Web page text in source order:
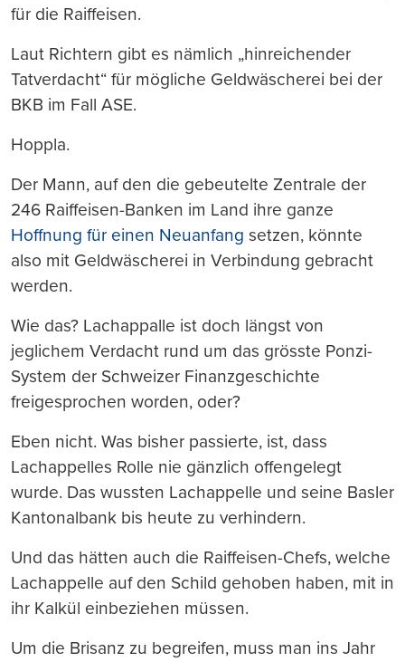
für die Raiffeisen.
Laut Richtern gibt es nämlich „hinreichender
Tatverdacht“ für mögliche Geldwäscherei bei der
BKB im Fall ASE.
Hoppla.
Der Mann, auf den die gebeutelte Zentrale der
246 Raiffeisen-Banken im Land ihre ganze
Hoffnung für einen Neuanfang setzen, könnte
also mit Geldwäscherei in Verbindung gebracht
werden.
Wie das? Lachappalle ist doch längst von
jeglichem Verdacht rund um das grösste Ponzi-
System der Schweizer Finanzgeschichte
freigesprochen worden, oder?
Eben nicht. Was bisher passierte, ist, dass
Lachappelles Rolle nie gänzlich offengelegt
wurde. Das wussten Lachappelle und seine Basler
Kantonalbank bis heute zu verhindern.
Und das hätten auch die Raiffeisen-Chefs, welche
Lachappelle auf den Schild gehoben haben, mit in
ihr Kalkül einbeziehen müssen.
Um die Brisanz zu begreifen, muss man ins Jahr